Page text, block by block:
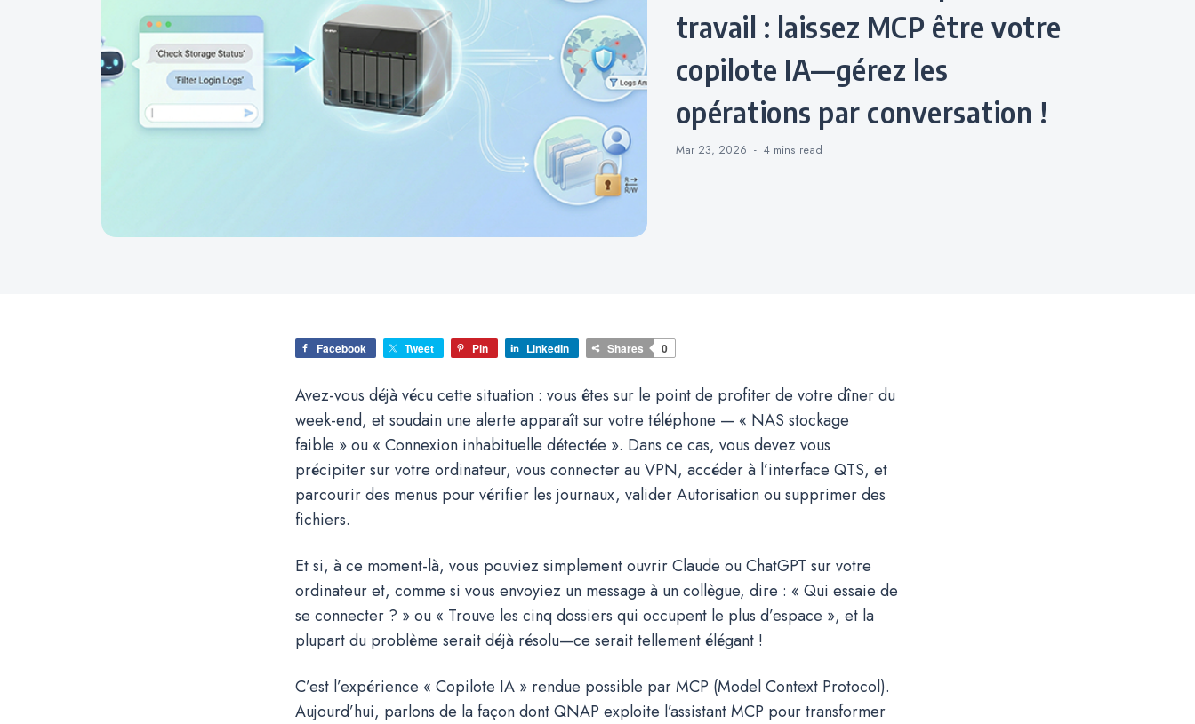
travail : laissez MCP être votre
copilote IA—gérez les
opérations par conversation !
Mar 23, 2026 4 mins read
Facebook Tweet Pin LinkedIn Shares 0
Avez-vous déjà vécu cette situation : vous êtes sur le point de profiter de votre dîner du
week-end, et soudain une alerte apparaît sur votre téléphone — « NAS stockage
faible » ou « Connexion inhabituelle détectée ». Dans ce cas, vous devez vous
précipiter sur votre ordinateur, vous connecter au VPN, accéder à l’interface QTS, et
parcourir des menus pour vérifier les journaux, valider Autorisation ou supprimer des
fichiers.
Et si, à ce moment-là, vous pouviez simplement ouvrir Claude ou ChatGPT sur votre
ordinateur et, comme si vous envoyiez un message à un collègue, dire : « Qui essaie de
se connecter ? » ou « Trouve les cinq dossiers qui occupent le plus d’espace », et la
plupart du problème serait déjà résolu—ce serait tellement élégant !
C’est l’expérience « Copilote IA » rendue possible par MCP (Model Context Protocol).
Aujourd’hui, parlons de la façon dont QNAP exploite l’assistant MCP pour transformer